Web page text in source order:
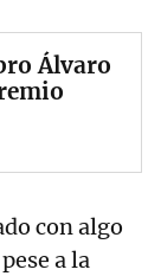
Álvaro
con algo
a la